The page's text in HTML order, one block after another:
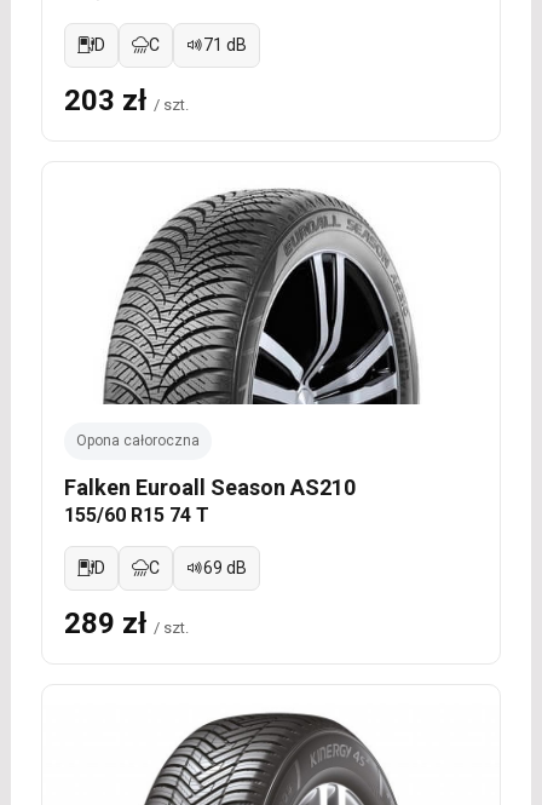
D C 71 dB
203 zł / szt.
Opona całoroczna
Falken Euroall Season AS210
155/60 R15 74 T
D C 69 dB
289 zł / szt.